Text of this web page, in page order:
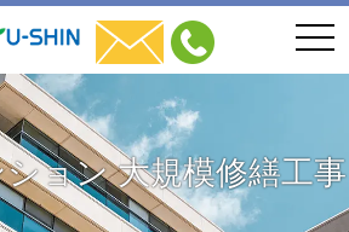
ョン 大規模修繕工事